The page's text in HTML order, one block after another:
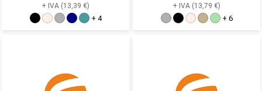
+ IVA (13,39 €)
+ 4
+ IVA (13,79 €)
+ 6